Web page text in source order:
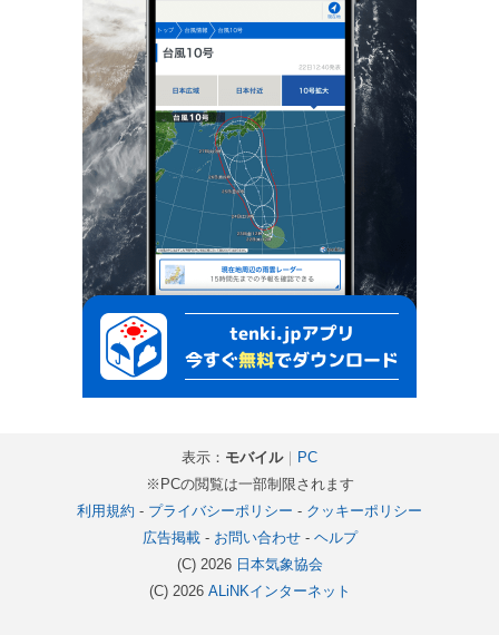
表示： モバイル｜ PC
※PCの閲覧は一部制限されます
利用規約 - プライバシーポリシー - クッキーポリシー
広告掲載- お問い合わせ- ヘルプ
(C) 2026 日本気象協会
(C) 2026 ALiNKインターネット